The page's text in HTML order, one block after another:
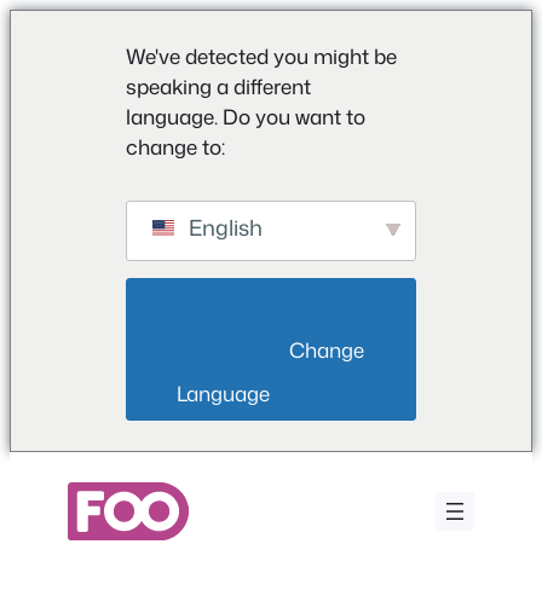
We've detected you might be
speaking a different
language. Do you want to
change to:
English
Language
contenido